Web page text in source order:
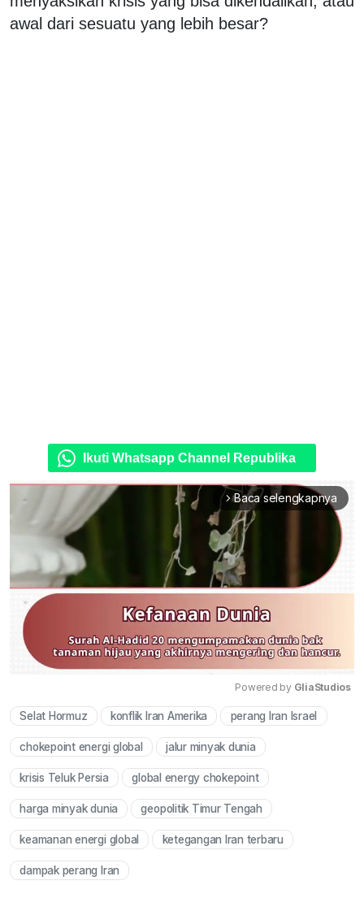
awal dari sesuatu yang lebih besar?
Ikuti Whatsapp Channel Republika
arrow_forward_ios Baca selengkapnya
Mute
Powered by GliaStudios
Selat Hormuz konflik Iran Amerika perang Iran Israel
chokepoint energi global jalur minyak dunia
krisis Teluk Persia global energy chokepoint
harga minyak dunia geopolitik Timur Tengah
keamanan energi global ketegangan Iran terbaru
dampak perang Iran